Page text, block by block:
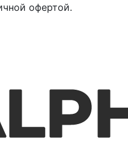
офертой.